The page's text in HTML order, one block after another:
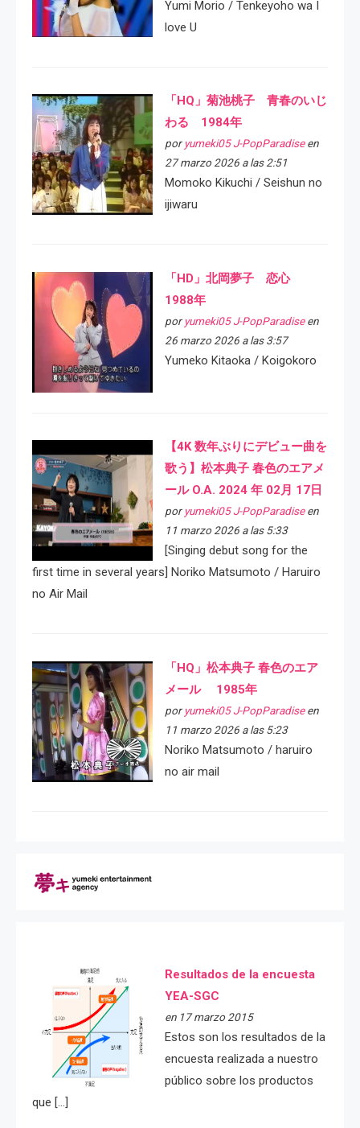
Yumi Morio / Tenkeyoho wa I
love U
「HQ」菊池桃子 青春のいじ
わる 1984年
por yumeki05 J-PopParadiseen
27 marzo 2026 a las 2:51
Momoko Kikuchi / Seishun no
ijiwaru
「HD」北岡夢子 恋心
1988年
por yumeki05 J-PopParadiseen
26 marzo 2026 a las 3:57
Yumeko Kitaoka / Koigokoro
【4K 数年ぶりにデビュー曲を
歌う】松本典子 春色のエアメ
ール O.A. 2024 年 02月 17日
por yumeki05 J-PopParadiseen
11 marzo 2026 a las 5:33
[Singing debut song for the
first time in several years] Noriko Matsumoto / Haruiro
no Air Mail
「HQ」松本典子 春色のエア
メール 1985年
por yumeki05 J-PopParadiseen
11 marzo 2026 a las 5:23
Noriko Matsumoto / haruiro
no air mail
Resultados de la encuesta
YEA-SGC
en 17 marzo 2015
Estos son los resultados de la
encuesta realizada a nuestro
público sobre los productos
que […]